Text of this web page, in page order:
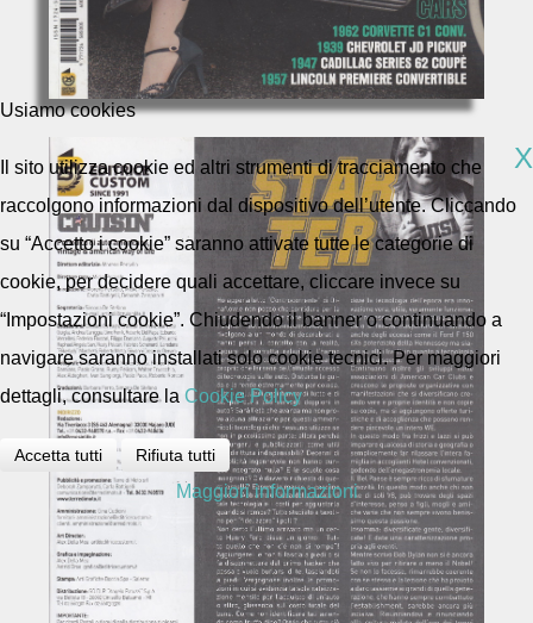
Usiamo cookies
X
Il sito utilizza cookie ed altri strumenti di tracciamento che
raccolgono informazioni dal dispositivo dell’utente. Cliccando
su “Accetto i cookie” saranno attivate tutte le categorie di
cookie, per decidere quali accettare, cliccare invece su
“Impostazioni cookie”. Chiudendo il banner o continuando a
navigare saranno installati solo cookie tecnici. Per maggiori
dettagli, consultare la Cookie Policy
Accetta tutti Rifiuta tutti
Maggiori informazioni